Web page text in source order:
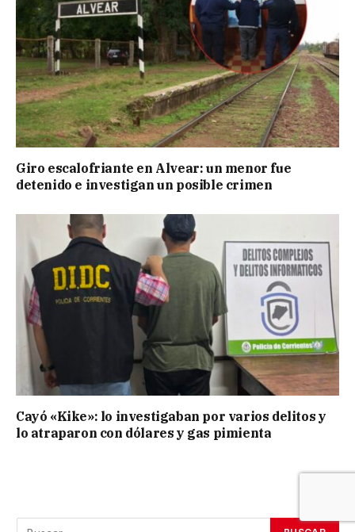
Giro escalofriante en Alvear: un menor fue
detenido e investigan un posible crimen
Cayó «Kike»: lo investigaban por varios delitos y
lo atraparon con dólares y gas pimienta